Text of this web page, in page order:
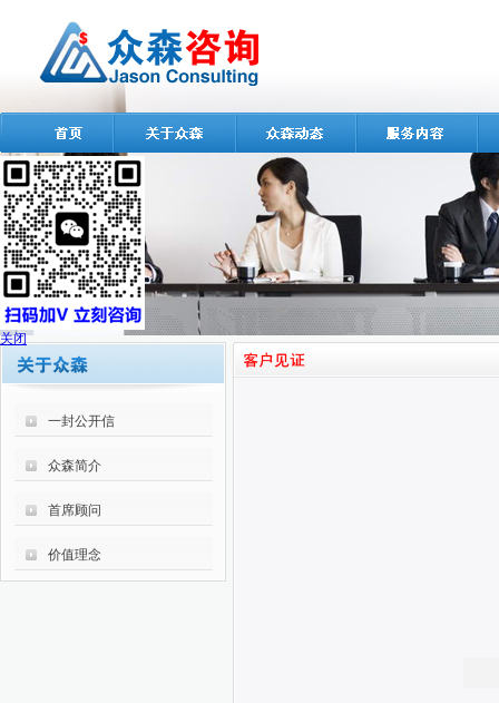
一封公开信
众森简介
首席顾问
价值理念
关闭